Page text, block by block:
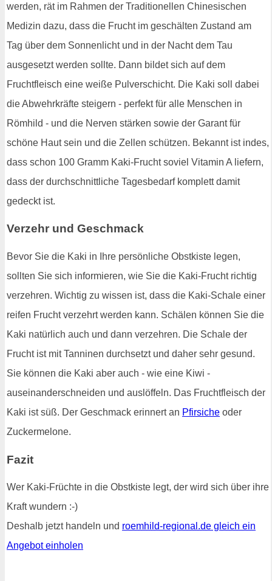
werden, rät im Rahmen der Traditionellen Chinesischen
Medizin dazu, dass die Frucht im geschälten Zustand am
Tag über dem Sonnenlicht und in der Nacht dem Tau
ausgesetzt werden sollte. Dann bildet sich auf dem
Fruchtfleisch eine weiße Pulverschicht. Die Kaki soll dabei
die Abwehrkräfte steigern - perfekt für alle Menschen in
Römhild - und die Nerven stärken sowie der Garant für
schöne Haut sein und die Zellen schützen. Bekannt ist indes,
dass schon 100 Gramm Kaki-Frucht soviel Vitamin A liefern,
dass der durchschnittliche Tagesbedarf komplett damit
gedeckt ist.
Verzehr und Geschmack
Bevor Sie die Kaki in Ihre persönliche Obstkiste legen,
sollten Sie sich informieren, wie Sie die Kaki-Frucht richtig
verzehren. Wichtig zu wissen ist, dass die Kaki-Schale einer
reifen Frucht verzehrt werden kann. Schälen können Sie die
Kaki natürlich auch und dann verzehren. Die Schale der
Frucht ist mit Tanninen durchsetzt und daher sehr gesund.
Sie können die Kaki aber auch - wie eine Kiwi -
auseinanderschneiden und auslöffeln. Das Fruchtfleisch der
Kaki ist süß. Der Geschmack erinnert an Pfirsiche oder
Zuckermelone.
Fazit
Wer Kaki-Früchte in die Obstkiste legt, der wird sich über ihre
Kraft wundern :-)
Deshalb jetzt handeln und roemhild-regional.de gleich ein
Angebot einholen